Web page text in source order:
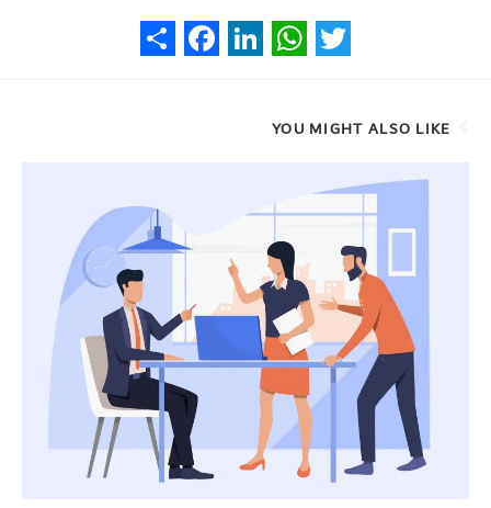
T
w
i
t
t
r
W
h
a
s
A
p
p
L
e
d
I
n
F
o
k
S
e
YOU MIGHT ALSO LIKE